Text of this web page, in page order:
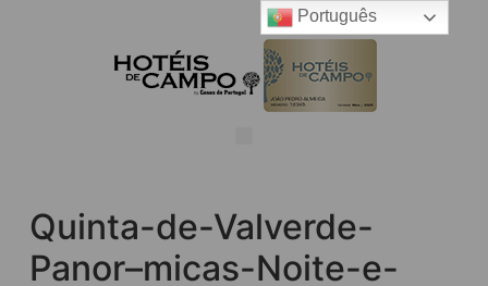
Quinta-de-Valverde-
Panor–micas-Noite-e-
Português